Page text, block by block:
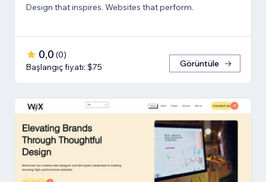
Design that inspires. Websites that perform.
0,0 (0)
Başlangıç fiyatı: $75
Görüntüle